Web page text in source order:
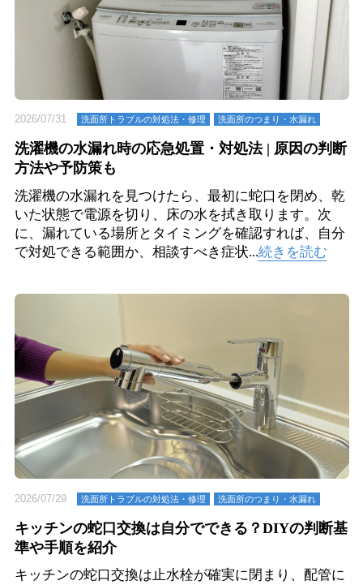
2026/07/31 洗面所トラブルの対処法・修理 洗⾯所のつまり・⽔漏れ
洗濯機の水漏れ時の応急処置・対処法 | 原因の判断
方法や予防策も
洗濯機の水漏れを見つけたら、最初に蛇口を閉め、乾
いた状態で電源を切り、床の水を拭き取ります。次
に、漏れている場所とタイミングを確認すれば、自分
で対処できる範囲か、相談すべき症状...続きを読む
2026/07/29 洗面所トラブルの対処法・修理 洗⾯所のつまり・⽔漏れ
キッチンの蛇口交換は自分でできる？DIYの判断基
準や手順を紹介
キッチンの蛇口交換は止水栓が確実に閉まり、配管に